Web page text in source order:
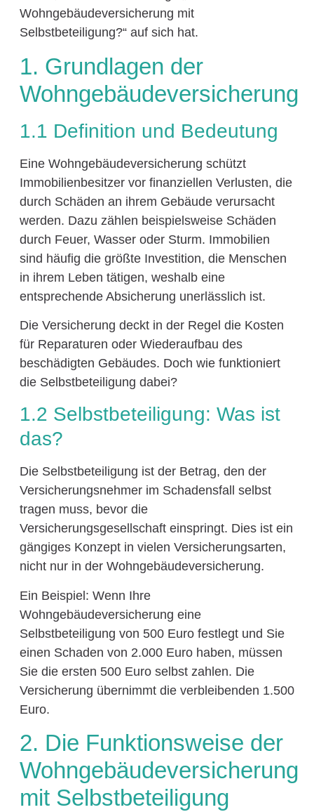
Wohngebäudeversicherung mit
Selbstbeteiligung?“ auf sich hat.
1. Grundlagen der
Wohngebäudeversicherung
1.1 Definition und Bedeutung
Eine Wohngebäudeversicherung schützt
Immobilienbesitzer vor finanziellen Verlusten, die
durch Schäden an ihrem Gebäude verursacht
werden. Dazu zählen beispielsweise Schäden
durch Feuer, Wasser oder Sturm. Immobilien
sind häufig die größte Investition, die Menschen
in ihrem Leben tätigen, weshalb eine
entsprechende Absicherung unerlässlich ist.
Die Versicherung deckt in der Regel die Kosten
für Reparaturen oder Wiederaufbau des
beschädigten Gebäudes. Doch wie funktioniert
die Selbstbeteiligung dabei?
1.2 Selbstbeteiligung: Was ist
das?
Die Selbstbeteiligung ist der Betrag, den der
Versicherungsnehmer im Schadensfall selbst
tragen muss, bevor die
Versicherungsgesellschaft einspringt. Dies ist ein
gängiges Konzept in vielen Versicherungsarten,
nicht nur in der Wohngebäudeversicherung.
Ein Beispiel: Wenn Ihre
Wohngebäudeversicherung eine
Selbstbeteiligung von 500 Euro festlegt und Sie
einen Schaden von 2.000 Euro haben, müssen
Sie die ersten 500 Euro selbst zahlen. Die
Versicherung übernimmt die verbleibenden 1.500
Euro.
2. Die Funktionsweise der
Wohngebäudeversicherung
mit Selbstbeteiligung